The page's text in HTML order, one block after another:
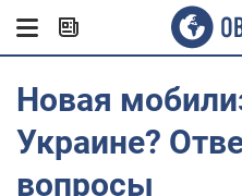
Новая
Украине?
вопросы